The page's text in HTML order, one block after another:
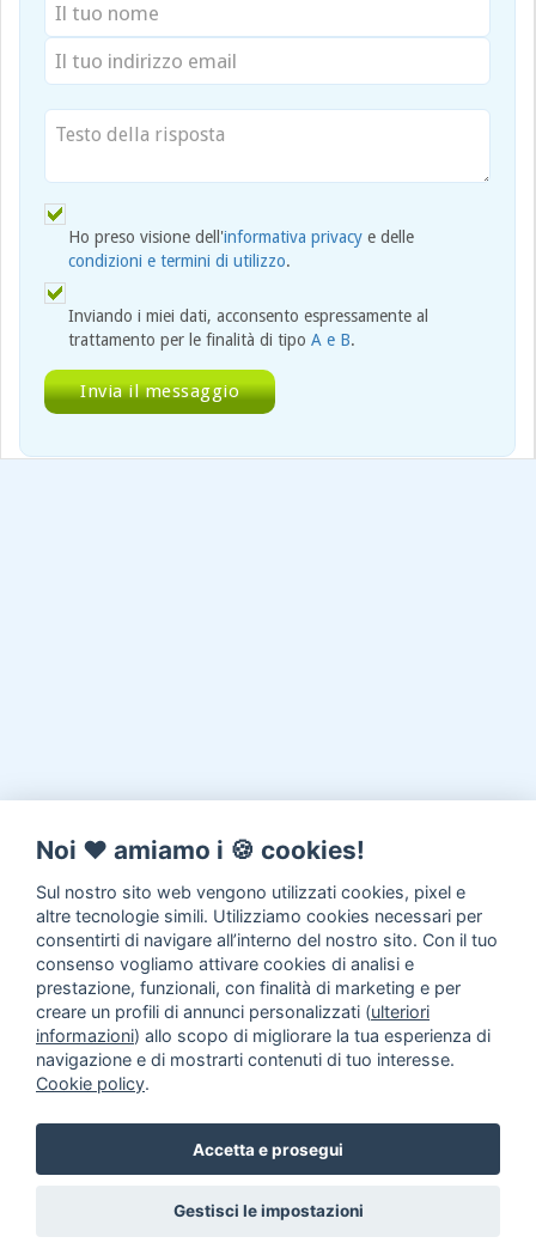
Ho preso visione dell'informativa privacy e delle
condizioni e termini di utilizzo.
Inviando i miei dati, acconsento espressamente al
trattamento per le finalità di tipo A e B.
Annunci animali in Adozione
Noi ♥️ amiamo i 🍪 cookies!
Sul nostro sito web vengono utilizzati cookies, pixel e
altre tecnologie simili. Utilizziamo cookies necessari per
consentirti di navigare all’interno del nostro sito. Con il tuo
consenso vogliamo attivare cookies di analisi e
prestazione, funzionali, con finalità di marketing e per
creare un profili di annunci personalizzati (ulteriori
informazioni) allo scopo di migliorare la tua esperienza di
navigazione e di mostrarti contenuti di tuo interesse.
Cookie policy.
Accetta e prosegui
Gestisci le impostazioni